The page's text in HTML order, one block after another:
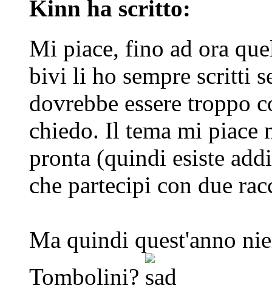
Kinn ha scritto:
Mi piace, fino ad ora
bivi li ho sempre scritti
dovrebbe essere troppo
chiedo. Il tema mi piace
pronta (quindi esiste
che partecipi con due
Ma quindi quest'anno
Tombolini?